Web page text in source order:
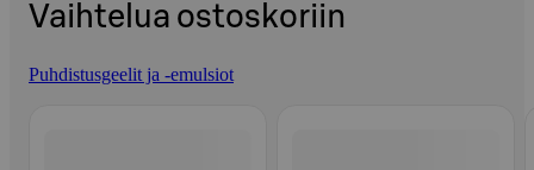
Vaihtelua ostoskoriin
Puhdistusgeelit ja -emulsiot